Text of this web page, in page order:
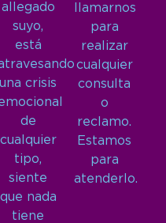
allegado
suyo,
está
una crisis
de
cualquier
tipo,
siente
que nada
tiene
llamarnos
para
realizar
cualquier
consulta
o
reclamo.
Estamos
para
atenderlo.